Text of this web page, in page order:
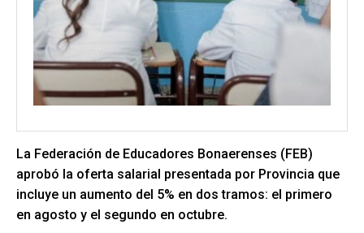
La Federación de Educadores Bonaerenses (FEB)
aprobó la oferta salarial presentada por Provincia que
incluye un aumento del 5% en dos tramos: el primero
en agosto y el segundo en octubre.